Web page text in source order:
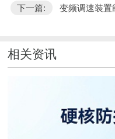
下一篇: 变频调速装置
相关资讯